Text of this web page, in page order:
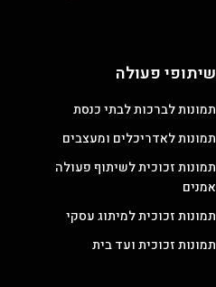
שיתופי פעולה
תמונות לברכות לבתי כנסת
תמונות לאדריכלים ומעצבים
תמונות זכוכית לשיתוף פעולה
אמנים
תמונות זכוכית למיתוג עסקי
תמונות זכוכית ועד בית